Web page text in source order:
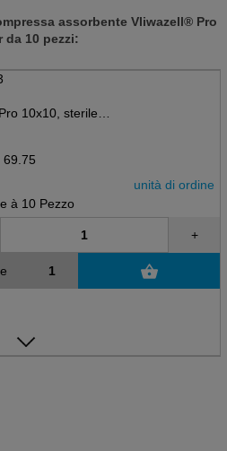
assorbente Vliwazell® Pro
da 10 pezzi:
10x10, sterile
69.75
unità di ordine
à 10 Pezzo
+